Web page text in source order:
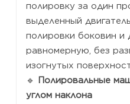
полировку за один
выделенный
полировки боковин и
равномерную, без
изогнутых
🔹 Полировальные
углом наклона